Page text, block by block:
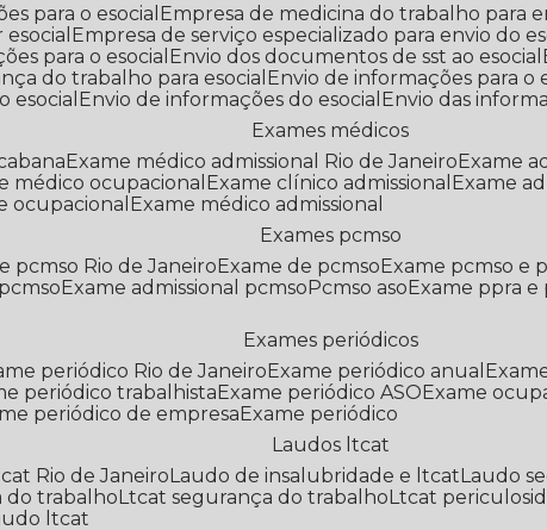
para o esocial
Empresa de medicina do trabalho para
Empresa de serviço especializado para envio do
para o esocial
Envio dos documentos de sst ao esocial
do trabalho para esocial
Envio de informações para o
esocial
Envio de informações do esocial
Envio das
Exames médicos
Exame médico admissional Rio de Janeiro Exame
médico ocupacional Exame clínico admissional
Exame
ocupacional
Exame médico admissional
Exames pcmso
pcmso Rio de Janeiro Exame de pcmso Exame pcmso e
pcmso Exame admissional pcmso Pcmso aso Exame ppra
Exames periódicos
periódico Rio de Janeiro Exame periódico anual
periódico trabalhista Exame periódico ASO Exame
periódico de empresa
Exame periódico
Laudos ltcat
Rio de Janeiro Laudo de insalubridade e ltcat Laudo
do trabalho Ltcat segurança do trabalho Ltcat
ltcat